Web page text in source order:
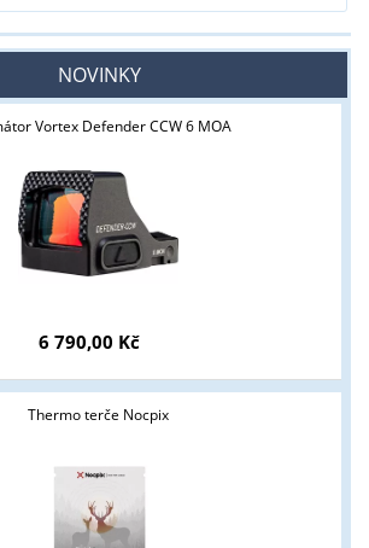
NOVINKY
Vortex Defender CCW 6 MOA
6 790,00 Kč
Thermo terče Nocpix